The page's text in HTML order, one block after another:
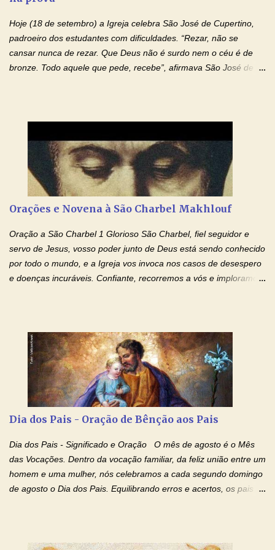
drogas, c...
Hoje (18 de setembro) a Igreja celebra São José de Cupertino,
padroeiro dos estudantes com dificuldades. “Rezar, não se
cansar nunca de rezar. Que Deus não é surdo nem o céu é de
bronze. Todo aquele que pede, recebe”, afirmava São José de
mim o teu fervor, a tua sabedoria e a tua fé. Mostra tua bondade,
ajudando-me e eu me esforçarei para imitar tuas virtudes.
Glória… Amável protetor meu, o estudo geralmente é difícil, duro
e entediante para mim. Tu podes deixar tudo isso mais fácil e
esforço maior em meus estudos e uma vida mais digna de tua
santidade. Glória… Deus, que quiseste atrair tudo a teu unigênito
Filho, que foi crucificado, permite que, pelos méritos e exemplos
de te...
Orações e Novena à São Charbel Makhlouf
Oração a São Charbel 1 Glorioso São Charbel, fiel seguidor e
servo de Jesus, vosso poder junto de Deus está sendo conhecido
por todo o mundo, e a Igreja vos invoca nos casos de desespero
e doenças incuráveis. Confiante, recorremos a vós e imploramos
Queremos sempre lembrar-nos deste favor, da vossa intercessão
e invocar-vos como nosso patrono, para maior glória de Deus e o
bem de nossas almas. São Charbel! Rogai por Nós e por todos
aqueles que invocam o vosso nome e auxílio. Amén. Oração 2 Ó
Deus, admirável em Vossos Santos, Vós que inspirastes a São
e a força para fazer triunfar, na sua vida, o heroísmo das virtudes
monásticas: a obediência, a castidade e a voluntária pobreza, e
manifestastes o poder de sua intercessão por numerosos
milagres e gra...
Dia dos Pais - Oração de Bênção aos Pais
Dia dos Pais - Significado e Oração O mês de agosto é o Mês
das Vocações. Dentro da vocação familiar, da feliz união entre um
homem e uma mulher, nós celebramos a cada segundo domingo
de agosto o Dia dos Pais. Equilibrando erros e acertos, os pais
conforto, boa alimentação, educação de qualidade. E, em geral,